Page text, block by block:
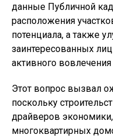
данные Публичной
расположения
потенциала, а также
заинтересованных
активного
Этот вопрос вызвал
поскольку
драйверов экономики,
многоквартирных